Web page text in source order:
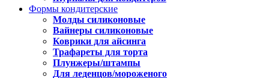
Формы кондитерские
Молды силиконовые
Вайнеры силиконовые
Коврики для айсинга
Трафареты для торта
Плунжеры/штампы
Для леденцов/мороженого